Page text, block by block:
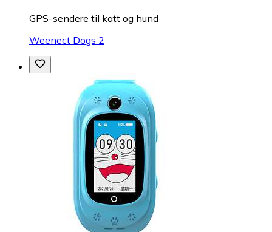
GPS-sendere til katt og hund
Weenect Dogs 2